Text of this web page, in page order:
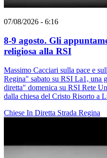
07/08/2026 - 6:16
8-9 agosto. Gli
religiosa alla RSI
Massimo Cacciari sulla pace e
Regina" sabato su RSI La1, una
diretta" domenica su RSI Rete
dalla chiesa del Cristo Risorto a
Chiese In Diretta Strada Regina